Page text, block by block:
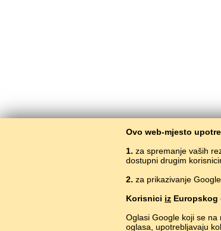
Ovo web-mjesto
1. za spremanje vaših
dostupni drugim
2. za prikazivanje
Korisnici iz
Oglasi Google koji se na
oglasa, upotrebljavaju